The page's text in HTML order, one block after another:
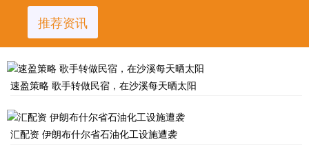
推荐资讯
速盈策略 歌手转做民宿，在沙溪每天晒太阳
汇配资 伊朗布什尔省石油化工设施遭袭